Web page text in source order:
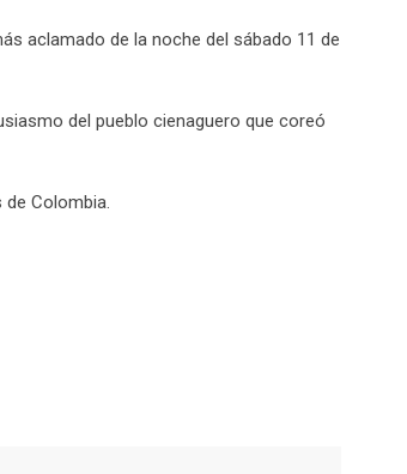
aclamado de la noche del sábado 11 de
del pueblo cienaguero que coreó
Colombia.